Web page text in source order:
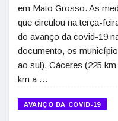
em Mato Grosso. As
que circulou na terça-
do avanço da covid-19
documento, os
ao sul), Cáceres (225
km a …
AVANÇO DA COVID-19